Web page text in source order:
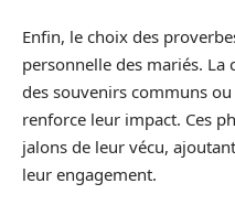
Enfin, le choix des
personnelle des mariés.
des souvenirs communs
renforce leur impact. Ces
jalons de leur vécu,
leur engagement.